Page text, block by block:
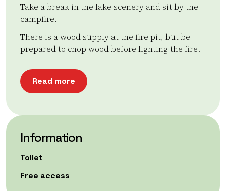
Take a break in the lake scenery and sit by the
campfire.
There is a wood supply at the fire pit, but be
prepared to chop wood before lighting the fire.
Read more
Information
Toilet
Free access